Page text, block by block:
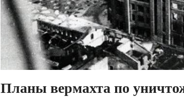
Планы вермахта по